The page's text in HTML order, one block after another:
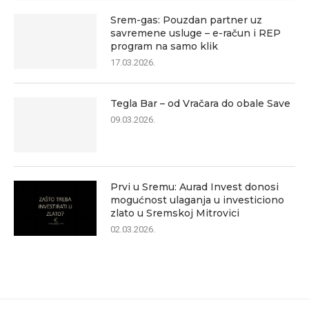
Srem-gas: Pouzdan partner uz
savremene usluge – e-račun i REP
program na samo klik
17.03.2026.
Tegla Bar – od Vračara do obale Save
09.03.2026.
Prvi u Sremu: Aurad Invest donosi
mogućnost ulaganja u investiciono
zlato u Sremskoj Mitrovici
02.03.2026.